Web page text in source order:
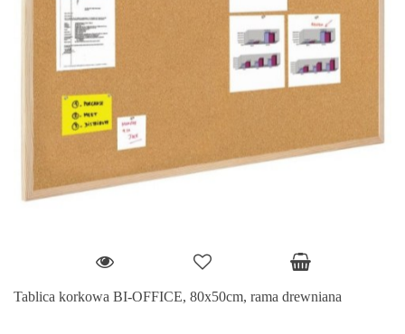
Tablica korkowa BI-OFFICE, 80x50cm, rama drewniana